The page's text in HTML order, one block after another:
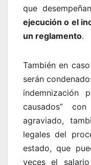
que
ejecución o el
un reglamento.
También en
serán
indemnización
causados”
agraviado,
legales del
estado, que
veces el